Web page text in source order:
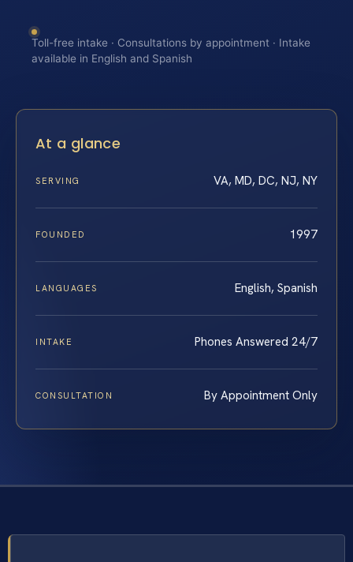
Toll-free intake · Consultations by appointment · Intake
available in English and Spanish
At a glance
SERVING VA, MD, DC, NJ, NY
FOUNDED 1997
LANGUAGES English, Spanish
INTAKE Phones Answered 24/7
CONSULTATION By Appointment Only